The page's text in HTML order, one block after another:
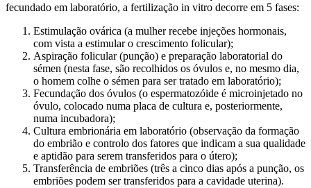
fecundado em laboratório, a fertilização in vitro decorre em 5 fases:
Estimulação ovárica (a mulher recebe injeções hormonais,
com vista a estimular o crescimento folicular);
Aspiração folicular (punção) e preparação laboratorial do
sémen (nesta fase, são recolhidos os óvulos e, no mesmo dia,
o homem colhe o sémen para ser tratado em laboratório);
Fecundação dos óvulos (o espermatozóide é microinjetado no
óvulo, colocado numa placa de cultura e, posteriormente,
numa incubadora);
Cultura embrionária em laboratório (observação da formação
do embrião e controlo dos fatores que indicam a sua qualidade
e aptidão para serem transferidos para o útero);
Transferência de embriões (três a cinco dias após a punção, os
embriões podem ser transferidos para a cavidade uterina).